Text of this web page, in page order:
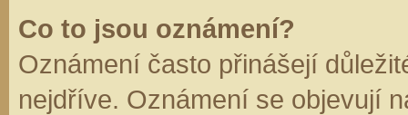
Co to jsou oznámení?
Oznámení často přinášejí
nejdříve. Oznámení se objevují